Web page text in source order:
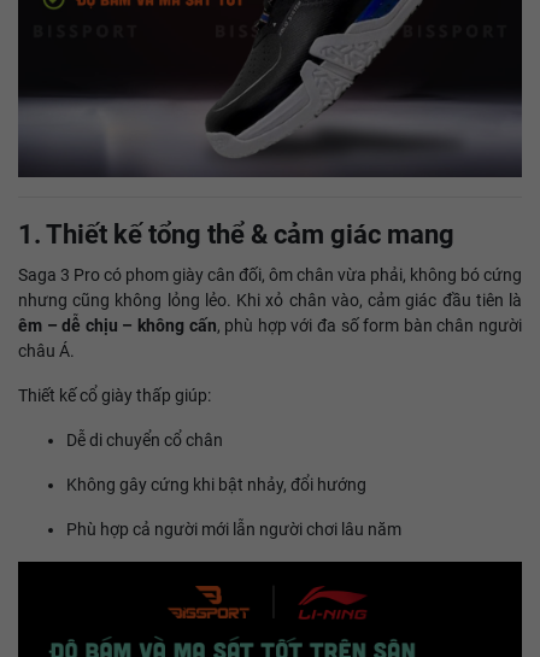
1. Thiết kế tổng thể & cảm giác mang
Saga 3 Pro có phom giày cân đối, ôm chân vừa phải, không bó cứng
nhưng cũng không lỏng lẻo. Khi xỏ chân vào, cảm giác đầu tiên là
êm – dễ chịu – không cấn, phù hợp với đa số form bàn chân người
châu Á.
Thiết kế cổ giày thấp giúp:
Dễ di chuyển cổ chân
Không gây cứng khi bật nhảy, đổi hướng
Phù hợp cả người mới lẫn người chơi lâu năm